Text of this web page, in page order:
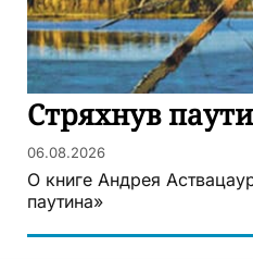
Стряхнув
06.08.2026
О книге Андрея
паутина»